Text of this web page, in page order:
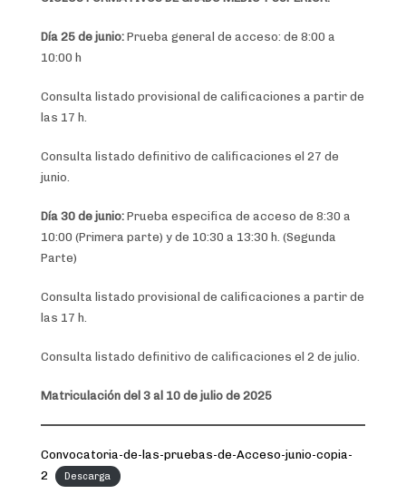
Día 25 de junio: Prueba general de acceso: de 8:00 a
10:00 h
Consulta listado provisional de calificaciones a partir de
las 17 h.
Consulta listado definitivo de calificaciones el 27 de
junio.
Día 30 de junio: Prueba especifica de acceso de 8:30 a
10:00 (Primera parte) y de 10:30 a 13:30 h. (Segunda
Parte)
Consulta listado provisional de calificaciones a partir de
las 17 h.
Consulta listado definitivo de calificaciones el 2 de julio.
Matriculación del 3 al 10 de julio de 2025
Convocatoria-de-las-pruebas-de-Acceso-junio-copia-
2
Descarga